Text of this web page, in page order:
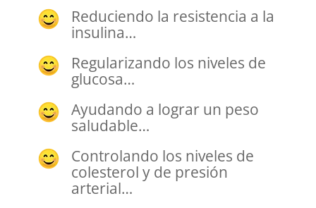
Reduciendo la resistencia a la
insulina…
Regularizando los niveles de
glucosa…
Ayudando a lograr un peso
saludable…
Controlando los niveles de
colesterol y de presión
arterial…